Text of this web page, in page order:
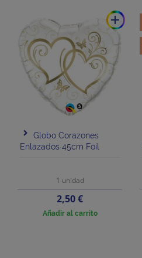
add
Globo Corazones
Enlazados 45cm Foil
1 unidad
Precio
2,50 €
Añadir al carrito